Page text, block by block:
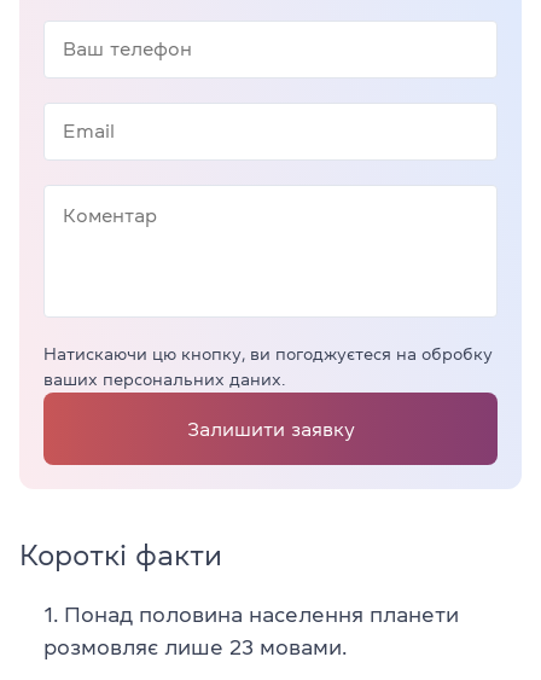
Натискаючи цю кнопку, ви погоджуєтеся на обробку
ваших персональних даних.
Залишити заявку
Короткі факти
Понад половина населення планети
розмовляє лише 23 мовами.